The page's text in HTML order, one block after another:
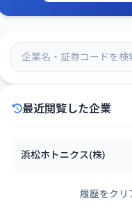
最近閲覧した企業
浜松ホトニクス(株)
履歴をクリ